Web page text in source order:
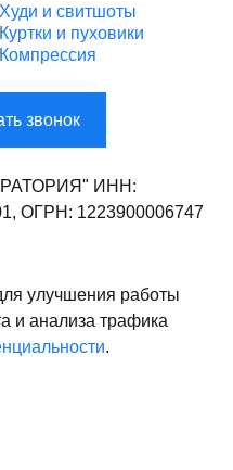
Худи и свитшоты
Куртки и пуховики
Компрессия
звонок
ИНН:
ОГРН: 1223900006747
улучшения работы
и анализа трафика
.